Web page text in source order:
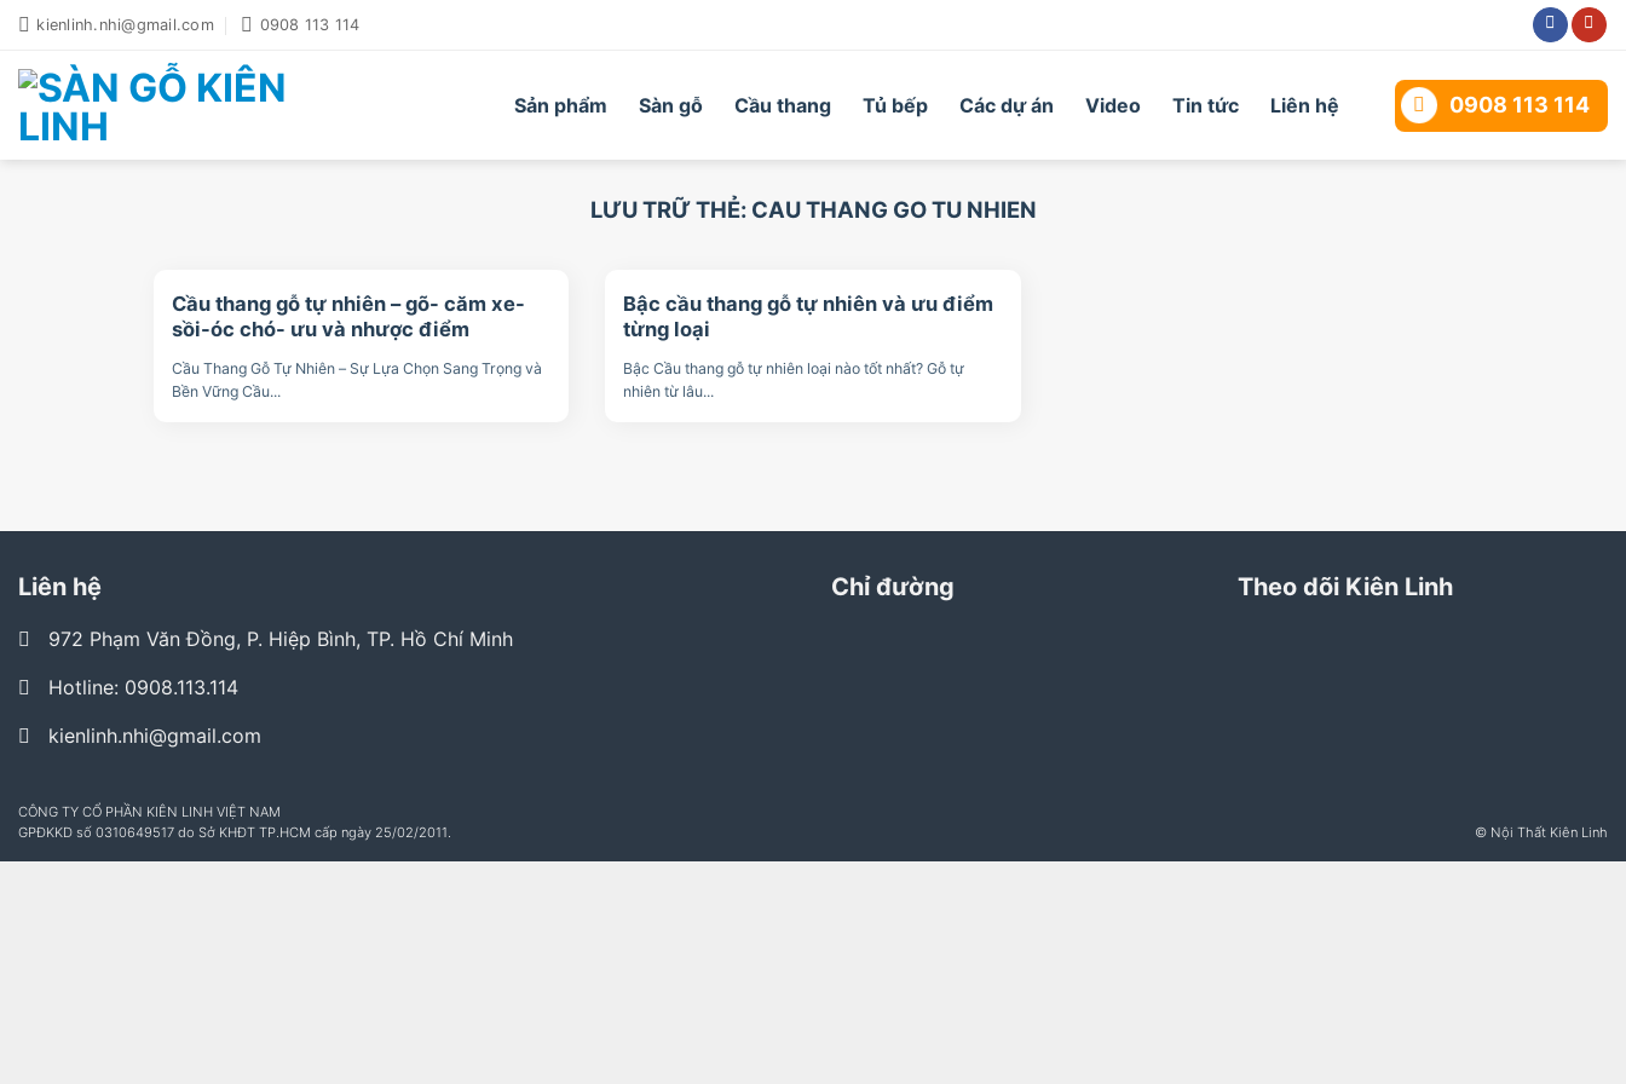
Bỏ
nội
dung
kienlinh.nhi@gmail.com 0908 113 114
Sản phẩm Sàn gỗ Cầu thang Tủ bếp Các dự án Video Tin tức Liên hệ 0908 113 114
LƯU TRỮ THẺ: CAU THANG GO TU NHIEN
Cầu thang gỗ tự nhiên – gõ- căm xe-
sồi-óc chó- ưu và nhược điểm
Cầu Thang Gỗ Tự Nhiên – Sự Lựa Chọn Sang Trọng và
Bền Vững Cầu...
Bậc cầu thang gỗ tự nhiên và ưu điểm
từng loại
Bậc Cầu thang gỗ tự nhiên loại nào tốt nhất? Gỗ tự
nhiên từ lâu...
Liên hệ
972 Phạm Văn Đồng, P. Hiệp Bình, TP. Hồ Chí Minh
Hotline: 0908.113.114
kienlinh.nhi@gmail.com
Chỉ đường Theo dõi Kiên Linh
CÔNG TY CỔ PHẦN KIÊN LINH VIỆT NAM
GPĐKKD số 0310649517 do Sở KHĐT TP.HCM cấp ngày 25/02/2011.
© Nội Thất Kiên Linh